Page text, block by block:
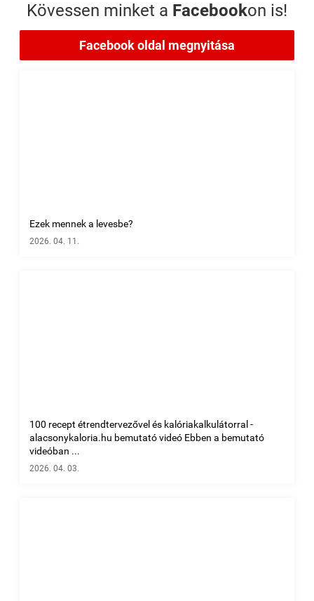
Kövessen minket a Facebookon is!
Facebook oldal megnyitása
Ezek mennek a levesbe?
2026. 04. 11.
100 recept étrendtervezővel és kalóriakalkulátorral -
alacsonykaloria.hu bemutató videó Ebben a bemutató
videóban ...
2026. 04. 03.